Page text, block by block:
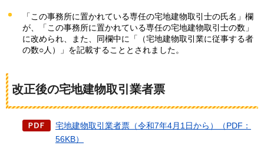
「この事務所に置かれている専任の宅地建物取引士の氏名」欄
が、「この事務所に置かれている専任の宅地建物取引士の数」
に改められ、また、同欄中に「（宅地建物取引業に従事する者
の数○人）」を記載することとされました。
改正後の宅地建物取引業者票
宅地建物取引業者票（令和7年4月1日から）（PDF：
56KB）